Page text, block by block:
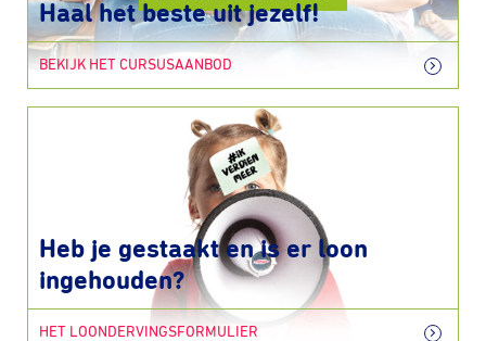
Haal het beste uit jezelf!
BEKIJK HET CURSUSAANBOD
Heb je gestaakt en is er loon
ingehouden?
HET LOONDERVINGSFORMULIER